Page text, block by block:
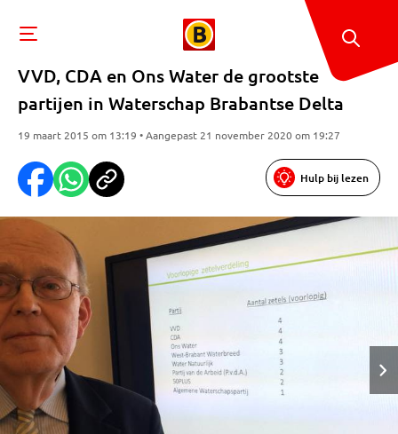
VVD, CDA en Ons Water de grootste
partijen in Waterschap Brabantse Delta
19 maart 2015 om 13:19 • Aangepast 21 november 2020 om 19:27
Hulp bij lezen